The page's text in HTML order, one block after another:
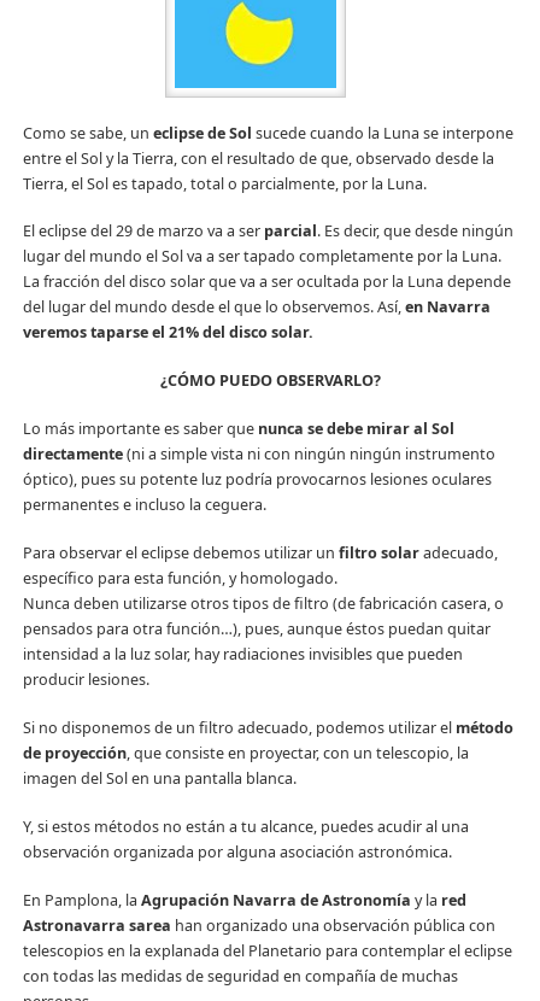
Como se sabe, un eclipse de Sol sucede cuando la Luna se interpone
entre el Sol y la Tierra, con el resultado de que, observado desde la
Tierra, el Sol es tapado, total o parcialmente, por la Luna.
El eclipse del 29 de marzo va a ser parcial. Es decir, que desde ningún
lugar del mundo el Sol va a ser tapado completamente por la Luna.
La fracción del disco solar que va a ser ocultada por la Luna depende
del lugar del mundo desde el que lo observemos. Así,en Navarra
veremos taparse el 21% del disco solar.
¿CÓMO PUEDO OBSERVARLO?
Lo más importante es saber que nunca se debe mirar al Sol
directamente(ni a simple vista ni con ningún ningún instrumento
óptico), pues su potente luz podría provocarnos lesiones oculares
permanentes e incluso la ceguera.
Para observar el eclipse debemos utilizar un filtro solaradecuado,
específico para esta función, y homologado.
Nunca deben utilizarse otros tipos de filtro (de fabricación casera, o
pensados para otra función…), pues, aunque éstos puedan quitar
intensidad a la luz solar, hay radiaciones invisibles que pueden
producir lesiones.
Si no disponemos de un filtro adecuado, podemos utilizar el método
de proyección, que consiste en proyectar, con un telescopio, la
imagen del Sol en una pantalla blanca.
Y, si estos métodos no están a tu alcance, puedes acudir al una
observación organizada por alguna asociación astronómica.
En Pamplona, la Agrupación Navarra de Astronomía y la red
Astronavarra sarea han organizado una observación pública con
telescopios en la explanada del Planetario para contemplar el eclipse
con todas las medidas de seguridad en compañía de muchas